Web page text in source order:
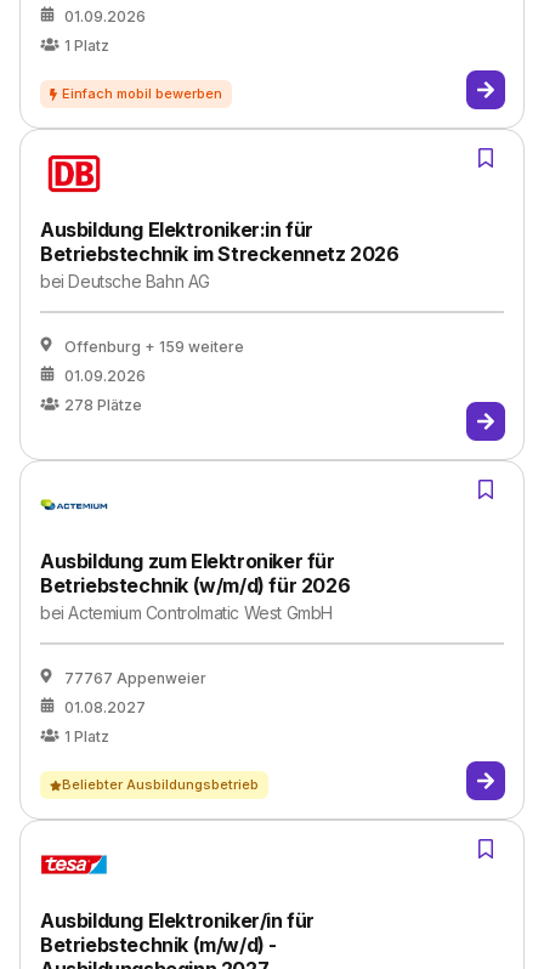
01.09.2026
1 Platz
Ausbildung Elektroniker:in für
Betriebstechnik im Streckennetz 2026
beiDeutsche Bahn AG
Offenburg + 159 weitere
01.09.2026
278 Plätze
Ausbildung zum Elektroniker für
Betriebstechnik (w/m/d) für 2026
beiActemium Controlmatic West GmbH
77767 Appenweier
01.08.2027
1 Platz
Beliebter Ausbildungsbetrieb
Ausbildung Elektroniker/in für
Betriebstechnik (m/w/d) -